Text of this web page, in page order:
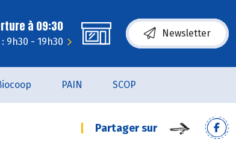
à 09:30
9h30 - 19h30
Newsletter
PAIN SCOP
Partager sur